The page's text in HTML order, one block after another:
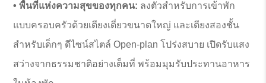
• พื้นที่แห่งความสุขของทุกคน: ลงตัวสำหรับการเข้าพัก
แบบครอบครัวด้วยเตียงเดี่ยวขนาดใหญ่ และเตียงสองชั้น
สำหรับเด็กๆ ดีไซน์สไตล์ Open-plan โปร่งสบาย เปิดรับแสง
สว่างจากธรรมชาติอย่างเต็มที่ พร้อมมุมรับประทานอาหาร